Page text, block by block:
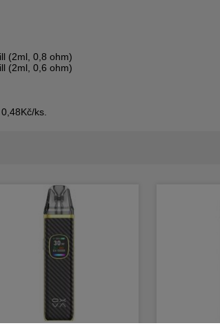
(2ml, 0,8 ohm)
(2ml, 0,6 ohm)
ks.